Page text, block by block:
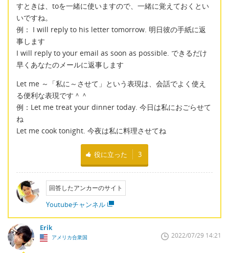
すときは、toを一緒に使いますので、一緒に覚えておくとい
いですね。
例： I will reply to his letter tomorrow. 明日彼の手紙に返
事します
I will reply to your email as soon as possible. できるだけ
早くあなたのメールに返事します
Let me ～「私に～させて」という表現は、会話でよく使え
る便利な表現です＾＾
例：Let me treat your dinner today. 今日は私におごらせて
ね
Let me cook tonight. 今夜は私に料理させてね
役に立った 3
回答したアンカーのサイト
Youtubeチャンネル
Erik
アメリカ合衆国 2022/07/29 14:21